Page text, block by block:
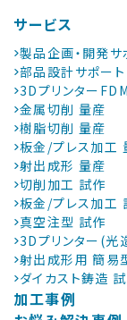
サービス
製品企画・開発サ
部品設計サポート
3Dプリンター
金属切削 量産
樹脂切削 量産
板金/プレス加工
射出成形 量産
切削加工 試作
板金/プレス加工
真空注型 試作
3Dプリンター(光
射出成形用 簡易
ダイカスト鋳造
加工事例